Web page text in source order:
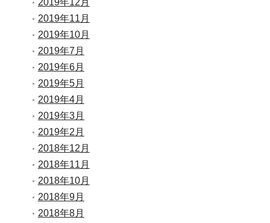
2019年11月
2019年10月
2019年7月
2019年6月
2019年5月
2019年4月
2019年3月
2019年2月
2018年12月
2018年11月
2018年10月
2018年9月
2018年8月